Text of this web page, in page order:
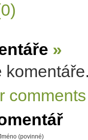
»
(povinné)